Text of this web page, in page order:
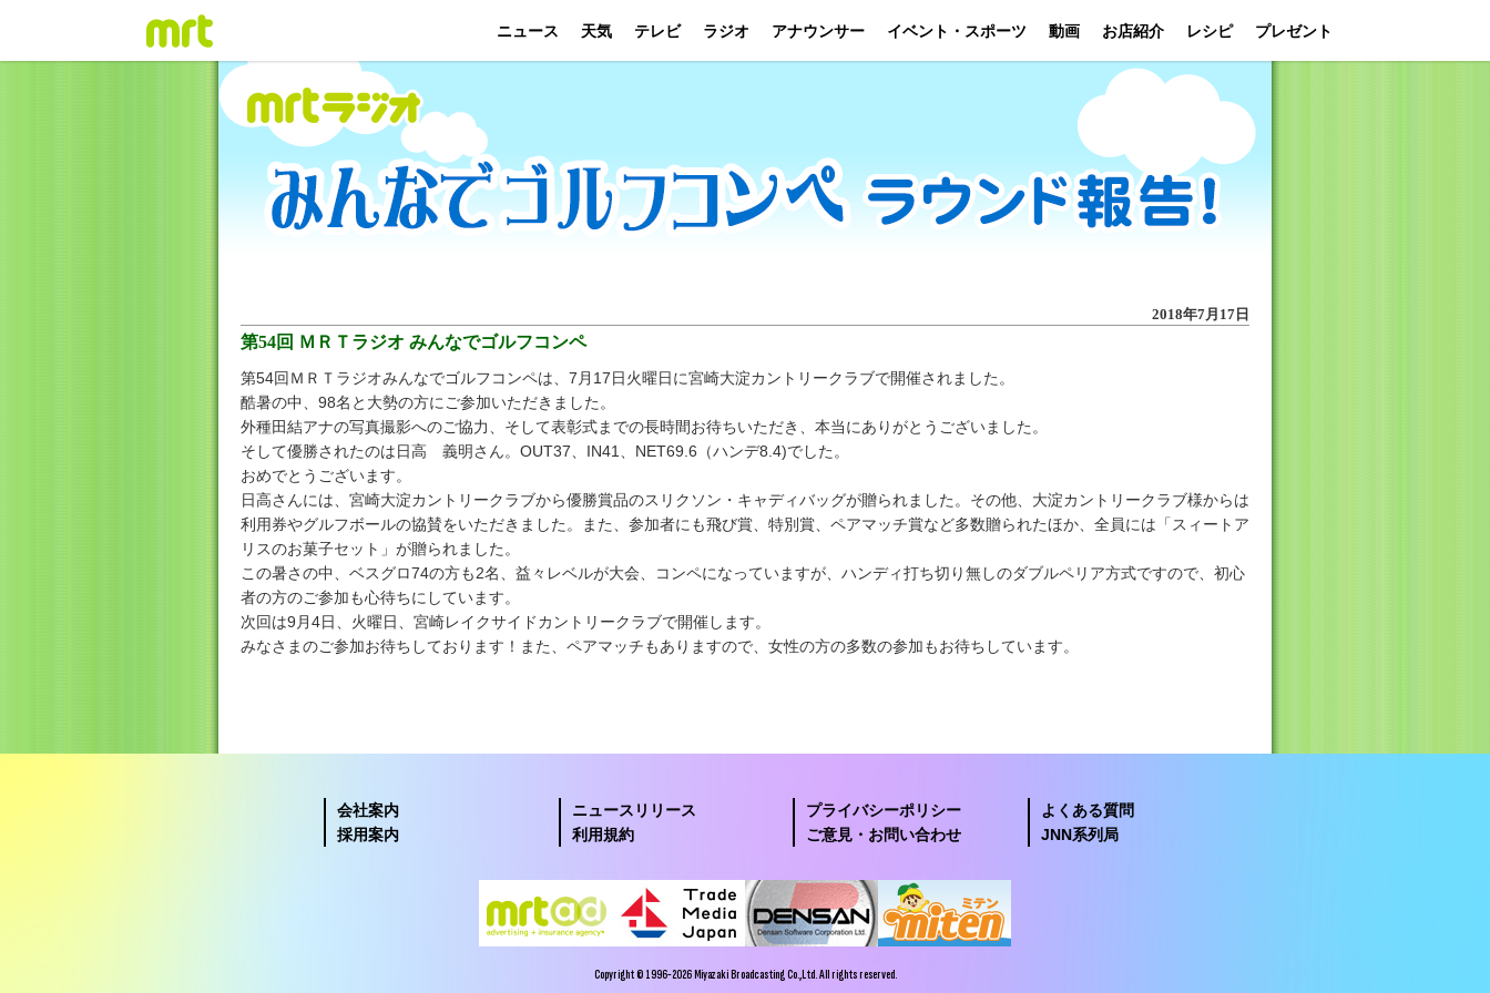
ニュース 天気 テレビ ラジオ アナウンサー イベント・スポーツ 動画 お店紹介 レシピ プレゼント
2018年7月17日
第54回 ＭＲＴラジオ みんなでゴルフコンペ
第54回ＭＲＴラジオみんなでゴルフコンペは、7月17日火曜日に宮崎大淀カントリークラブで開催されました。
酷暑の中、98名と大勢の方にご参加いただきました。
外種田結アナの写真撮影へのご協力、そして表彰式までの長時間お待ちいただき、本当にありがとうございました。
そして優勝されたのは日高 義明さん。OUT37、IN41、NET69.6（ハンデ8.4)でした。
おめでとうございます。
日高さんには、宮崎大淀カントリークラブから優勝賞品のスリクソン・キャディバッグが贈られました。その他、大淀カントリークラブ様からは
利用券やグルフボールの協賛をいただきました。また、参加者にも飛び賞、特別賞、ペアマッチ賞など多数贈られたほか、全員には「スィートア
リスのお菓子セット」が贈られました。
この暑さの中、ベスグロ74の方も2名、益々レベルが大会、コンペになっていますが、ハンディ打ち切り無しのダブルペリア方式ですので、初心
者の方のご参加も心待ちにしています。
次回は9月4日、火曜日、宮崎レイクサイドカントリークラブで開催します。
みなさまのご参加お待ちしております！また、ペアマッチもありますので、女性の方の多数の参加もお待ちしています。
会社案内 ニュースリリース プライバシーポリシー
よくある質問
採用案内
利用規約 ご意見・お問い合わせ JNN系列局
Copyright © 1996-2026 Miyazaki Broadcasting Co.,Ltd. All rights reserved.